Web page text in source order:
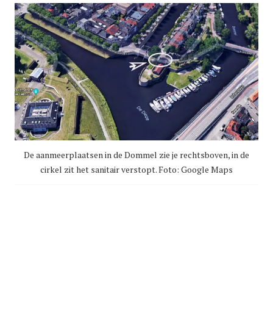
De aanmeerplaatsen in de Dommel zie je rechtsboven, in de
cirkel zit het sanitair verstopt. Foto: Google Maps